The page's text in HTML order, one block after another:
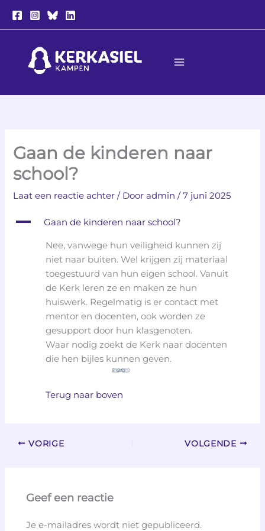
naar
Gaan de kinderen naar
school?
Laat een reactie achter / Dooradmin/7 juni 2025
A Gaan de kinderen naar school?
Nee, vanwege hun veiligheid kunnen zij
niet naar buiten. Wel krijgen zij materiaal
toegestuurd van hun eigen school. Vanuit
de Kerk leren ze en maken ze hun
huiswerk. Regelmatig is er contact met
mentor en docenten, ook worden ze
gesupport door hun klasgenoten.
Waar nodig zoekt de Kerk naar docenten
die hen bijles kunnen geven.
Terug naar boven
VORIGE VOLGENDE
Geef een reactie
Je e-mailadres wordt niet gepubliceerd.